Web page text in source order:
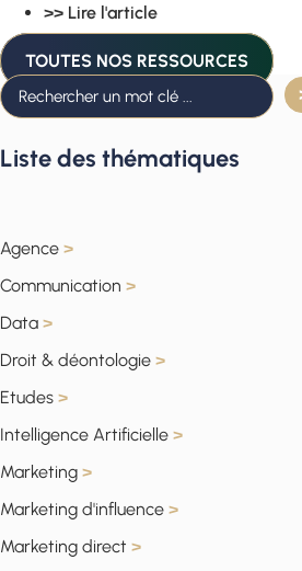
>> Lire l'article
TOUTES NOS RESSOURCES
Liste des thématiques
Agence >
Communication >
Data >
Droit & déontologie >
Etudes >
Intelligence Artificielle >
Marketing >
Marketing d'influence >
Marketing direct >